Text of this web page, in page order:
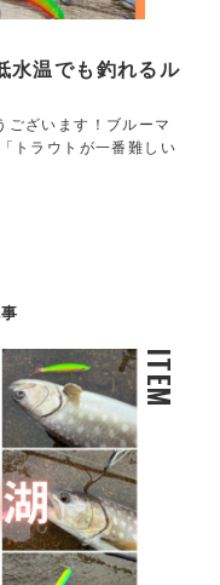
水温でも釣れるル
ございます！ブルーマ
トラウトが一番難しい
ITEM